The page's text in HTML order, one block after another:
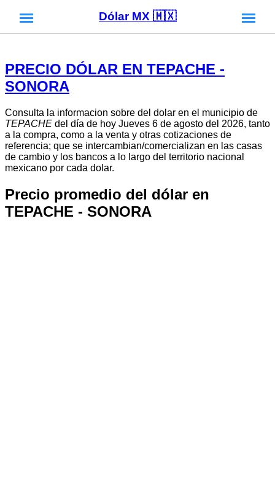
Dólar MX 🇲🇽
PRECIO DÓLAR EN TEPACHE -
SONORA
Consulta la informacion sobre del dolar en el municipio de
TEPACHE del día de hoy Jueves 6 de agosto del 2026, tanto
a la compra, como a la venta y otras cotizaciones de
referencia; que se intercambian/comercializan en las casas
de cambio y los bancos a lo largo del territorio nacional
mexicano por cada dolar.
Precio promedio del dólar en
TEPACHE - SONORA